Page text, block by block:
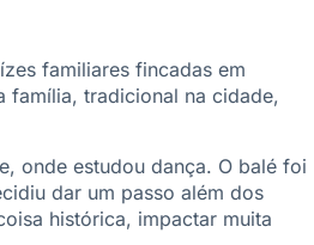
familiares fincadas em
família, tradicional na cidade,
onde estudou dança. O balé foi
dar um passo além dos
histórica, impactar muita